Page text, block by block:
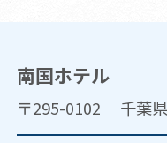
南国ホテル
〒295-0102 千葉